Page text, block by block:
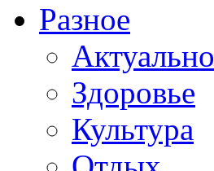
Разное
Актуально
Здоровье
Культура